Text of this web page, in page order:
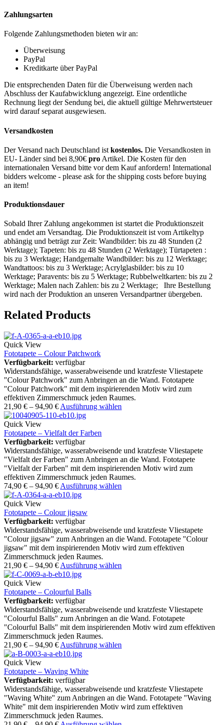
Zahlungsarten
Folgende Zahlungsmethoden bieten wir an:
Überweisung
PayPal
Kreditkarte über PayPal
Die entsprechenden Daten für die Überweisung werden nach
Abschluss der Kaufabwicklung angezeigt. Eine ordentliche
Rechnung liegt der Sendung bei, die aktuell gültige Mehrwertsteuer
wird darauf separat ausgewiesen.
Versandkosten
Der Versand nach Deutschland ist kostenlos. Die Versandkosten in
EU- Länder sind bei 8,90€ pro Artikel. Die Kosten für den
internationalen Versand bitte vor dem Kauf anfordern! International
bidders welcome - please ask for the shipping costs before buying
an item!
Produktionsdauer
Sobald Ihrer Zahlung angekommen ist startet die Produktionszeit
und endet am Versandtag. Die Produktionszeit ist vom Artikeltyp
abhängig und beträgt zur Zeit: Wandbilder: bis zu 48 Stunden (2
Werktage); Tapeten: bis zu 48 Stunden (2 Werktage); Türtapeten :
bis zu 3 Werktage; Handgemalte Wandbilder: bis zu 12 Werktage;
Wandtattoos: bis zu 3 Werktage; Acrylglasbilder: bis zu 10
Werktage; Paravents: bis zu 5 Werktage; Rubbelweltkarten: bis zu 2
Werktage; Malen nach Zahlen: bis zu 2 Werktage; Ihre Bestellung
wird nach der Produktion an unseren Versandpartner übergeben.
Related Products
Quick View
Fototapete – Colour Patchwork
Verfügbarkeit: verfügbar
Widerstandsfähige, wasserabweisende und kratzfeste Vliestapete
"Colour Patchwork" zum Anbringen an die Wand. Fototapete
"Colour Patchwork" mit dem inspirierenden Motiv wird zum
effektiven Zimmerschmuck jeden Raumes.
21,90 € – 94,90 € Ausführung wählen
Quick View
Fototapete – Vielfalt der Farben
Verfügbarkeit: verfügbar
Widerstandsfähige, wasserabweisende und kratzfeste Vliestapete
"Vielfalt der Farben" zum Anbringen an die Wand. Fototapete
"Vielfalt der Farben" mit dem inspirierenden Motiv wird zum
effektiven Zimmerschmuck jeden Raumes.
74,90 € – 94,90 € Ausführung wählen
Quick View
Fototapete – Colour jigsaw
Verfügbarkeit: verfügbar
Widerstandsfähige, wasserabweisende und kratzfeste Vliestapete
"Colour jigsaw" zum Anbringen an die Wand. Fototapete "Colour
jigsaw" mit dem inspirierenden Motiv wird zum effektiven
Zimmerschmuck jeden Raumes.
21,90 € – 94,90 € Ausführung wählen
Quick View
Fototapete – Colourful Balls
Verfügbarkeit: verfügbar
Widerstandsfähige, wasserabweisende und kratzfeste Vliestapete
"Colourful Balls" zum Anbringen an die Wand. Fototapete
"Colourful Balls" mit dem inspirierenden Motiv wird zum effektiven
Zimmerschmuck jeden Raumes.
21,90 € – 94,90 € Ausführung wählen
Quick View
Fototapete – Waving White
Verfügbarkeit: verfügbar
Widerstandsfähige, wasserabweisende und kratzfeste Vliestapete
"Waving White" zum Anbringen an die Wand. Fototapete "Waving
White" mit dem inspirierenden Motiv wird zum effektiven
Zimmerschmuck jeden Raumes.